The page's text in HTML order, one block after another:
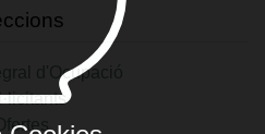
d'Ocupació
Ofertes